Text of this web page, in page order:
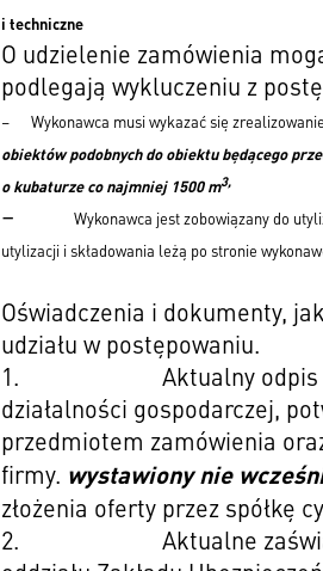
i techniczne
O udzielenie zamówienia
podlegają wykluczeniu z
– Wykonawca musi wykazać się
obiektów podobnych do obiektu będącego
o kubaturze co najmniej 1500 m3,
–
Wykonawca jest zobowiązany do
utylizacji i składowania leżą po stronie
Oświadczenia i dokumenty,
udziału w postępowaniu.
1.
Aktualny
działalności gospodarczej,
przedmiotem zamówienia
firmy. wystawiony nie
złożenia oferty przez spółkę
2.
Aktualne